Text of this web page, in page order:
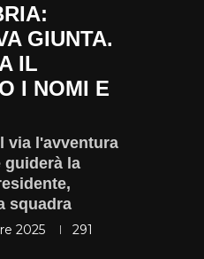
GIUNTA.
IL
I NOMI E
via l'avventura
guiderà la
squadra
2025
291